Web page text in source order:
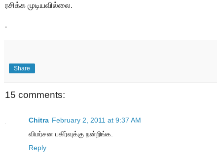
ரசிக்க முடியவில்லை.
.
Share
15 comments:
Chitra February 2, 2011 at 9:37 AM
விமர்சன பகிர்வுக்கு நன்றிங்க.
Reply